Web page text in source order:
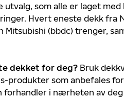
utvalg, som alle er laget
Hvert eneste dekk fra
Mitsubishi (bbdc) trenger,
dekket for deg? Bruk
produkter som anbefales
forhandler i nærheten av deg